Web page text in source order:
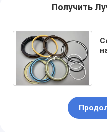
Получить